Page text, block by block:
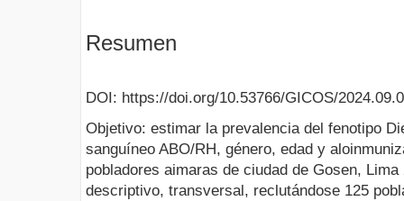
Resumen
DOI: https://doi.org/10.53766/GICOS/
Objetivo: estimar la prevalencia del fenotipo
sanguíneo ABO/RH, género, edad y
pobladores aimaras de ciudad de Gosen,
descriptivo, transversal, reclutándose 125